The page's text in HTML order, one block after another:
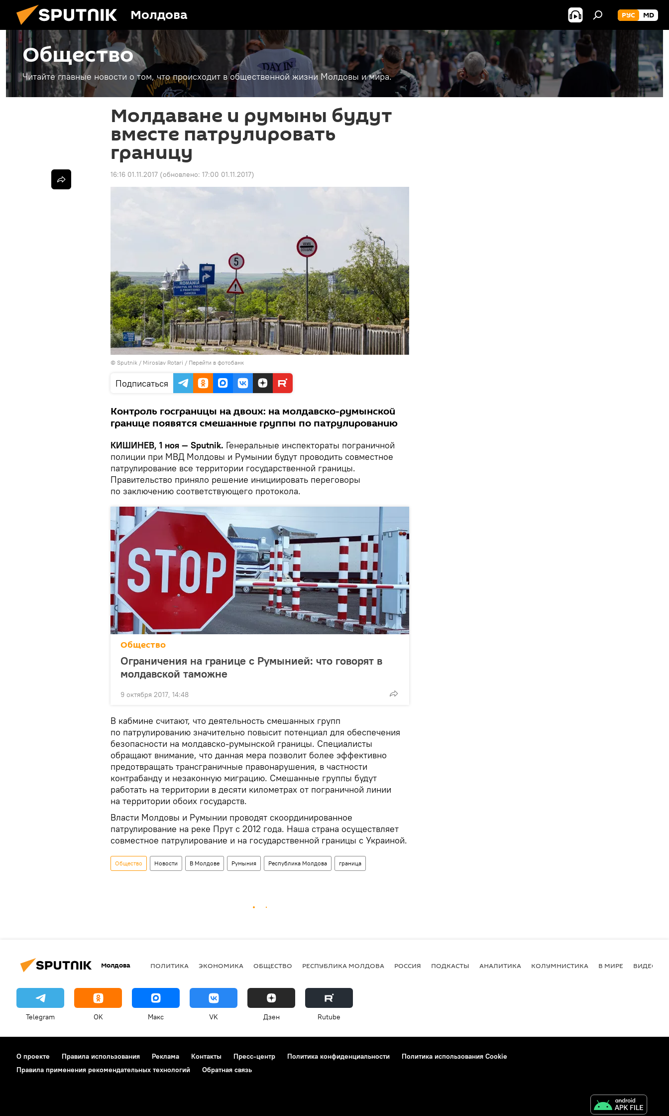
Молдова РУС MD
Общество
Читайте главные новости о том, что происходит в общественной жизни Молдовы и мира.
Молдаване и румыны будут
вместе патрулировать
границу
16:16 01.11.2017 (обновлено: 17:00 01.11.2017)
© Sputnik / Miroslav Rotari / Перейти в фотобанк
Подписаться
Контроль госграницы на двоих: на молдавско-румынской
границе появятся смешанные группы по патрулированию
КИШИНЕВ, 1 ноя — Sputnik. Генеральные инспектораты пограничной
полиции при МВД Молдовы и Румынии будут проводить совместное
патрулирование все территории государственной границы.
Правительство приняло решение инициировать переговоры
по заключению соответствующего протокола.
Общество
Ограничения на границе с Румынией: что говорят в
молдавской таможне
9 октября 2017, 14:48
В кабмине считают, что деятельность смешанных групп
по патрулированию значительно повысит потенциал для обеспечения
безопасности на молдавско-румынской границы. Специалисты
обращают внимание, что данная мера позволит более эффективно
предотвращать трансграничные правонарушения, в частности
контрабанду и незаконную миграцию. Смешанные группы будут
работать на территории в десяти километрах от пограничной линии
на территории обоих государств.
Власти Молдовы и Румынии проводят скоординированное
патрулирование на реке Прут с 2012 года. Наша страна осуществляет
совместное патрулирование и на государственной границы с Украиной.
Общество Новости В Молдове Румыния Республика Молдова граница
Молдова ПОЛИТИКА ЭКОНОМИКА ОБЩЕСТВО РЕСПУБЛИКА МОЛДОВА РОССИЯ ПОДКАСТЫ АНАЛИТИКА КОЛУМНИСТИКА В МИРЕ ВИДЕО
Telegram OK Макс VK Дзен Rutube
О проекте Правила использования Реклама Контакты Пресс-центр Политика конфиденциальности
Политика использования Cookie
Правила применения рекомендательных технологий
Обратная связь